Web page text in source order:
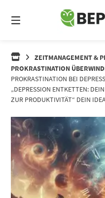
zum
Inhalt
ZEITMANAGEMENT &
PROKRASTINATION
PROKRASTINATION BEI
„DEPRESSION ENTKETTEN:
ZUR PRODUKTIVITÄT“ DEIN